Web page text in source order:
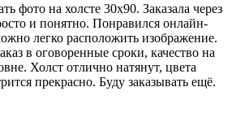
фото на холсте 30х90. Заказала через
и понятно. Понравился онлайн-
легко расположить изображение.
в оговоренные сроки, качество на
Холст отлично натянут, цвета
прекрасно. Буду заказывать ещё.